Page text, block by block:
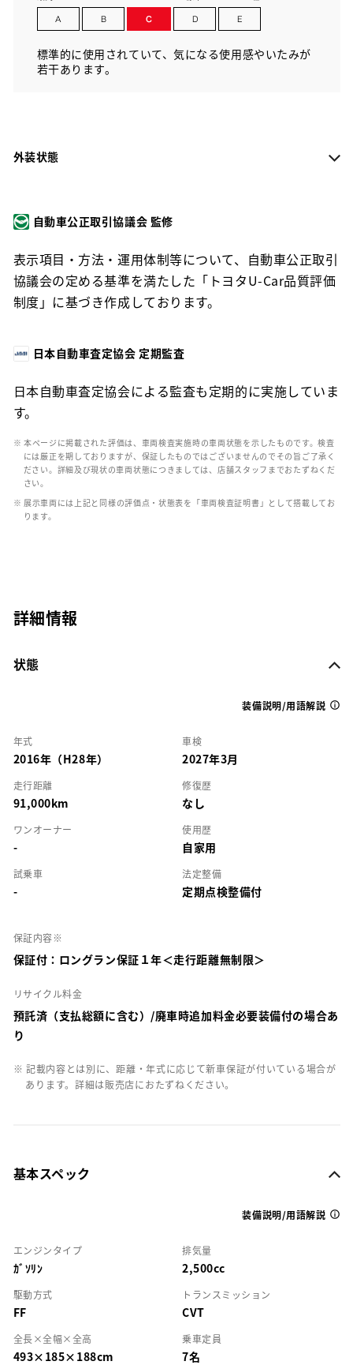
標準的に使用されていて、気になる使用感やいたみが
若干あります。
外装状態
自動車公正取引協議会 監修
表示項目・方法・運用体制等について、自動車公正取引
協議会の定める基準を満たした「トヨタU-Car品質評価
制度」に基づき作成しております。
日本自動車査定協会 定期監査
日本自動車査定協会による監査も定期的に実施していま
す。
※ 本ページに掲載された評価は、車両検査実施時の車両状態を示したものです。検査
には厳正を期しておりますが、保証したものではございませんのでその旨ご了承く
ださい。詳細及び現状の車両状態につきましては、店舗スタッフまでおたずねくだ
さい。
※ 展示車両には上記と同様の評価点・状態表を「車両検査証明書」として搭載してお
ります。
詳細情報
状態
装備説明/用語解説
年式
2016年（H28年）
車検
2027年3月
走行距離
91,000km
修復歴
なし
ワンオーナー
-
使用歴
自家用
試乗車
-
法定整備
定期点検整備付
保証内容※
保証付：ロングラン保証１年＜走行距離無制限＞
リサイクル料金
預託済（支払総額に含む）/廃車時追加料金必要装備付の場合あ
り
※ 記載内容とは別に、距離・年式に応じて新車保証が付いている場合が
あります。詳細は販売店におたずねください。
基本スペック
装備説明/用語解説
エンジンタイプ
ｶﾞｿﾘﾝ
排気量
2,500cc
駆動方式
FF
トランスミッション
CVT
全長×全幅×全高
493×185×188cm
乗車定員
7名